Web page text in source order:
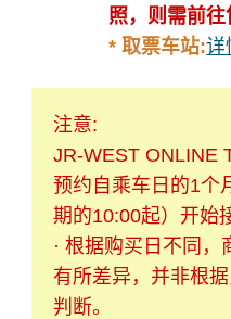
照，则需前往
* 取票车站:详
注意:
JR-WEST ONLINE
预约自乘车日的1个
期的10:00起）开始
· 根据购买日不同
有所差异，并非根
判断。